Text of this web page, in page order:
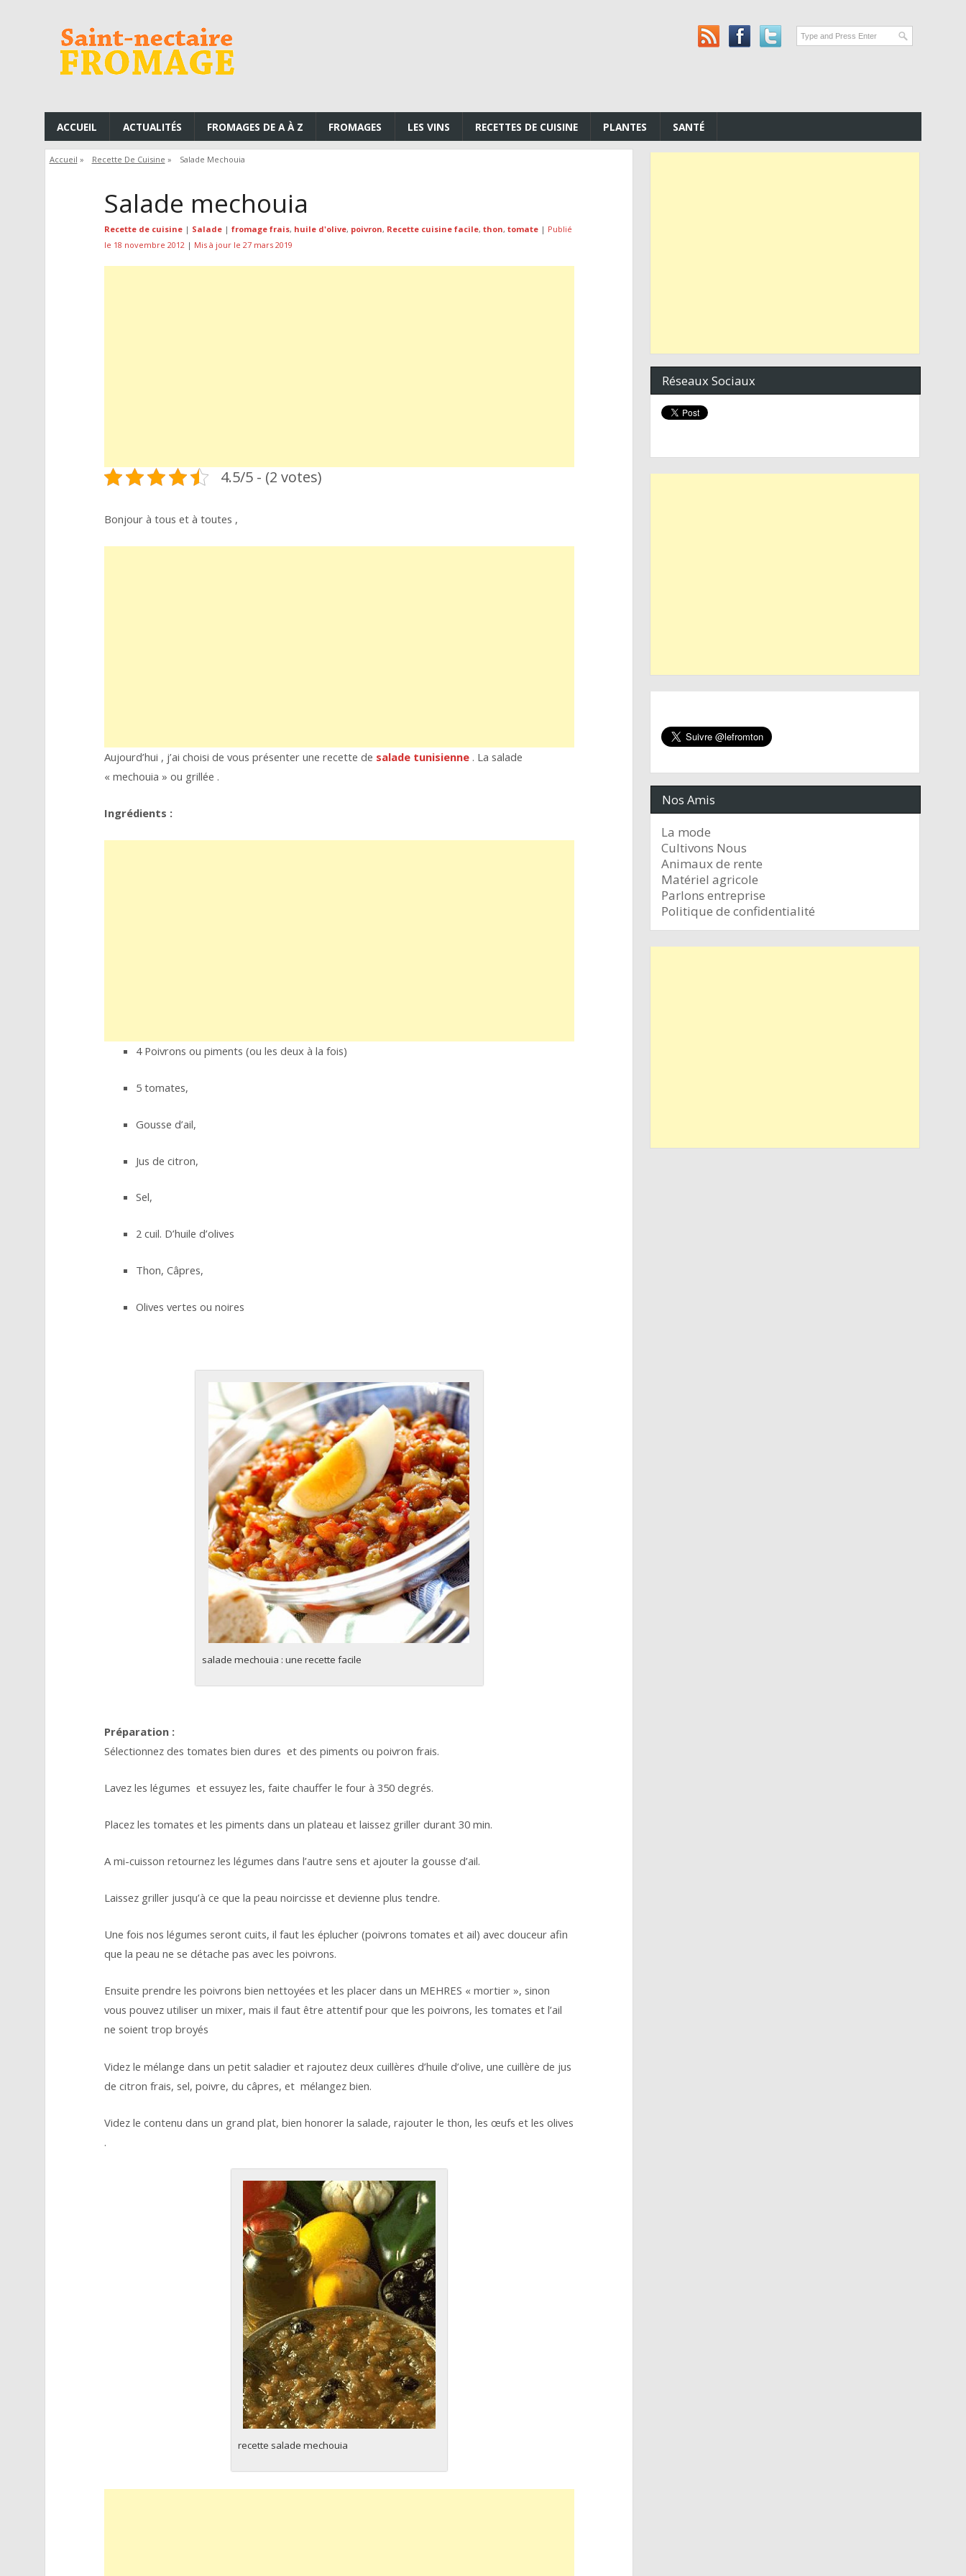
ACCUEIL ACTUALITÉS FROMAGES DE A À Z FROMAGES LES VINS RECETTES DE CUISINE PLANTES SANTÉ
Accueil » Recette De Cuisine » Salade Mechouia
Salade mechouia
Recette de cuisine| Salade| fromage frais, huile d'olive, poivron, Recette cuisine facile, thon, tomate| Publié
le 18 novembre 2012 | Mis à jour le 27 mars 2019
4.5/5 - (2 votes)
Bonjour à tous et à toutes ,
Aujourd’hui , j’ai choisi de vous présenter une recette de salade tunisienne. La salade
« mechouia » ou grillée .
Ingrédients :
4 Poivrons ou piments (ou les deux à la fois)
5 tomates,
Gousse d’ail,
Jus de citron,
Sel,
2 cuil. D’huile d’olives
Thon, Câpres,
Olives vertes ou noires
salade mechouia : une recette facile
Préparation :
Sélectionnez des tomates bien dures et des piments ou poivron frais.
Lavez les légumes et essuyez les, faite chauffer le four à 350 degrés.
Placez les tomates et les piments dans un plateau et laissez griller durant 30 min.
A mi-cuisson retournez les légumes dans l’autre sens et ajouter la gousse d’ail.
Laissez griller jusqu’à ce que la peau noircisse et devienne plus tendre.
Une fois nos légumes seront cuits, il faut les éplucher (poivrons tomates et ail) avec douceur afin
que la peau ne se détache pas avec les poivrons.
Ensuite prendre les poivrons bien nettoyées et les placer dans un MEHRES « mortier », sinon
vous pouvez utiliser un mixer, mais il faut être attentif pour que les poivrons, les tomates et l’ail
ne soient trop broyés
Videz le mélange dans un petit saladier et rajoutez deux cuillères d’huile d’olive, une cuillère de jus
de citron frais, sel, poivre, du câpres, et mélangez bien.
Videz le contenu dans un grand plat, bien honorer la salade, rajouter le thon, les œufs et les olives
.
recette salade mechouia
Réseaux Sociaux
Nos Amis
La mode
Cultivons Nous
Animaux de rente
Matériel agricole
Parlons entreprise
Politique de confidentialité